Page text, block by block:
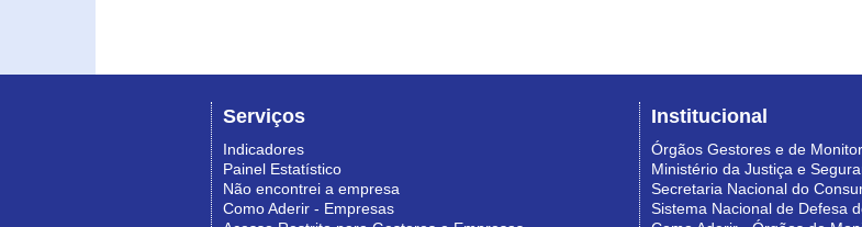
Serviços
Indicadores
Painel Estatístico
Não encontrei a empresa
Como Aderir - Empresas
Institucional
Órgãos Gestores e de
Ministério da Justiça e
Secretaria Nacional do
Sistema Nacional de Defesa